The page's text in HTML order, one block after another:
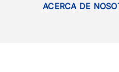
ACERCA DE